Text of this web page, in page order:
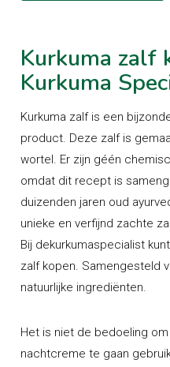
Kurkuma zalf
Kurkuma
Kurkuma zalf is een
product. Deze zalf is
wortel. Er zijn géén
omdat dit recept is
duizenden jaren oud
unieke en verfijnd zachte
Bij dekurkumaspecialist
zalf kopen. Samengesteld
natuurlijke ingrediënten.
Het is niet de bedoeling
nachtcreme te gaan